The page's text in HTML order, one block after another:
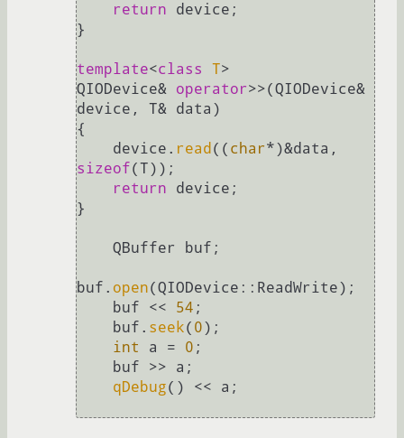
return device;
}
template<class T>
QIODevice& operator>>(QIODevice&
device, T& data)
{
    device.
read (( char
sizeof(T));
return device;
}
buf. open(QIODevice::ReadWrite);
    buf <<
54 ;
    buf.
seek( 0);
int
a = 0 ;
qDebug() << a;